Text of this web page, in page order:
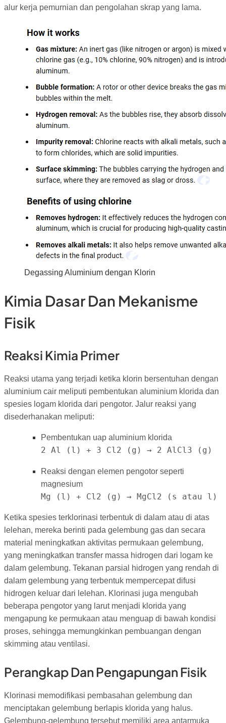
alur kerja pemurnian dan pengolahan skrap yang lama.
Degassing Aluminium dengan Klorin
Kimia Dasar Dan Mekanisme
Fisik
Reaksi Kimia Primer
Reaksi utama yang terjadi ketika klorin bersentuhan dengan
aluminium cair meliputi pembentukan aluminium klorida dan
spesies logam klorida dari pengotor. Jalur reaksi yang
disederhanakan meliputi:
Pembentukan uap aluminium klorida
2 Al (l) + 3 Cl2 (g) → 2 AlCl3 (g)
Reaksi dengan elemen pengotor seperti
magnesium
Mg (l) + Cl2 (g) → MgCl2 (s atau l)
Ketika spesies terklorinasi terbentuk di dalam atau di atas
lelehan, mereka berinti pada gelembung gas dan secara
material meningkatkan aktivitas permukaan gelembung,
yang meningkatkan transfer massa hidrogen dari logam ke
dalam gelembung. Tekanan parsial hidrogen yang rendah di
dalam gelembung yang terbentuk mempercepat difusi
hidrogen keluar dari lelehan. Klorinasi juga mengubah
beberapa pengotor yang larut menjadi klorida yang
mengapung ke permukaan atau menguap di bawah kondisi
proses, sehingga memungkinkan pembuangan dengan
skimming atau ventilasi.
Perangkap Dan Pengapungan Fisik
Klorinasi memodifikasi pembasahan gelembung dan
menciptakan gelembung berlapis klorida yang halus.
Gelembung-gelembung tersebut memiliki area antarmuka